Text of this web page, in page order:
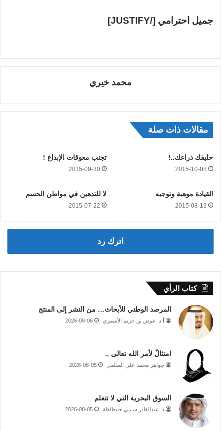
جميل احترامي [/JUSTIFY]
محمد خيري
مقالات ذات صلة
حليفك ذراعك..!
2015-10-08
تجنب معوقات الإبداع !
2015-09-30
القيادة موهبة وتوجيه
2015-08-13
لا للتدهين في مواطن الحسم
2015-07-22
اترك رد
كتاب الرأي
المرصد الوطني للأبحاث… من النشر إلى المنتج
أ.د. عوض بن خزيم الأسمري 2026-08-06
امتثالٌ لأمر الله تعالى ..
جواهر محمد علي السلمي 2026-08-05
السوق البحرية التي لا تتعلم
د. عبدالقادر سامي حنبظاظة 2026-08-05